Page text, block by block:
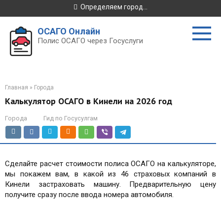
Определяем город...
ОСАГО Онлайн
Полис ОСАГО через Госуслуги
Главная » Города
Калькулятор ОСАГО в Кинели на 2026 год
Города Гид по Госусулгам
Сделайте расчет стоимости полиса ОСАГО на калькуляторе,
мы покажем вам, в какой из 46 страховых компаний в
Кинели застраховать машину. Предварительную цену
получите сразу после ввода номера автомобиля.